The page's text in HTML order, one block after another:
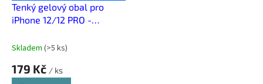
Tenký gelový obal pro
iPhone 12/12 PRO -
Skladem (>5 ks)
179 Kč / ks